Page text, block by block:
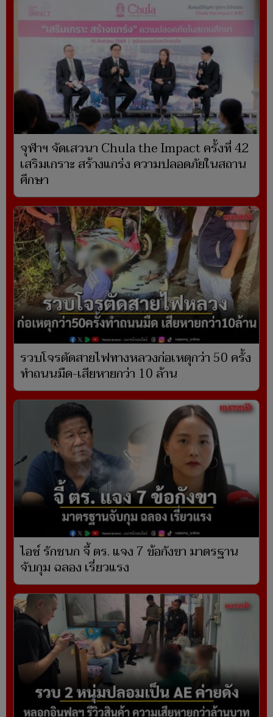
จุฬาฯ จัดเสวนา Chula the Impact ครั้งที่ 42
เสริมเกราะ สร้างแกร่ง ความปลอดภัยในสถาน
ศึกษา
รวบโจรตัดสายไฟทางหลวงก่อเหตุกว่า 50 ครั้ง
ทำถนนมืด-เสียหายกว่า 10 ล้าน
ไอซ์ รักชนก จี้ ตร. แจง 7 ข้อกังขา มาตรฐาน
จับกุม ฉลอง เรี่ยวแรง